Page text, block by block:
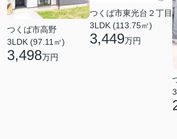
つくば市高野
3LDK (97.11㎡)
3,498万円
つくば市東光台２丁目
3LDK (113.75㎡)
3,449万円